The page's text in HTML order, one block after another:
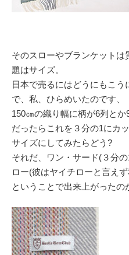
そのスローやブランケットは
題はサイズ。
日本で売るにはどうにもこう
で、私、ひらめいたのです、
150㎝の織り幅に柄が6列とか
だったらこれを３分の1にカ
サイズにしてみたらどう?
それだ、ワン・サード(３分
ロー(彼はヤイチローと言えず
ということで出来上がったの